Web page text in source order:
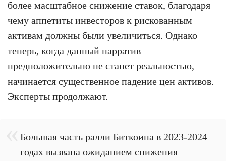
более масштабное снижение ставок, благодаря
чему аппетиты инвесторов к рискованным
активам должны были увеличиться. Однако
теперь, когда данный нарратив
предположительно не станет реальностью,
начинается существенное падение цен активов.
Эксперты продолжают.
Большая часть ралли Биткоина в 2023-2024
годах вызвана ожиданием снижения